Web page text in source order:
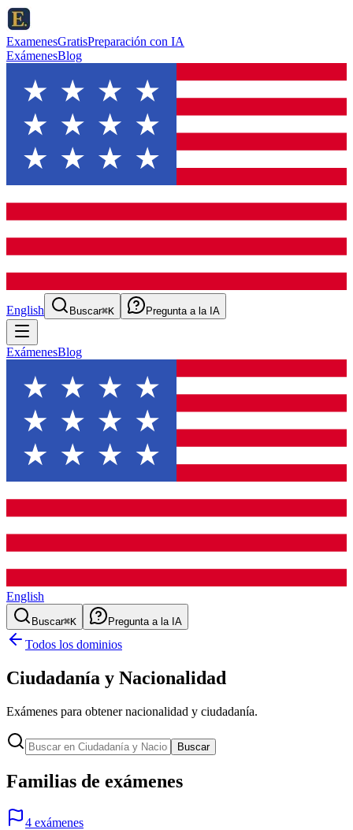
ExamenesGratisPreparación con IA
ExámenesBlog
English Buscar⌘K Pregunta a la IA
ExámenesBlog
English
Buscar⌘K Pregunta a la IA
Todos los dominios
Ciudadanía y Nacionalidad
Exámenes para obtener nacionalidad y ciudadanía.
Buscar
Familias de exámenes
4 exámenes